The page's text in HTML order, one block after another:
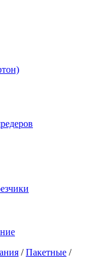
/ Пакетные /